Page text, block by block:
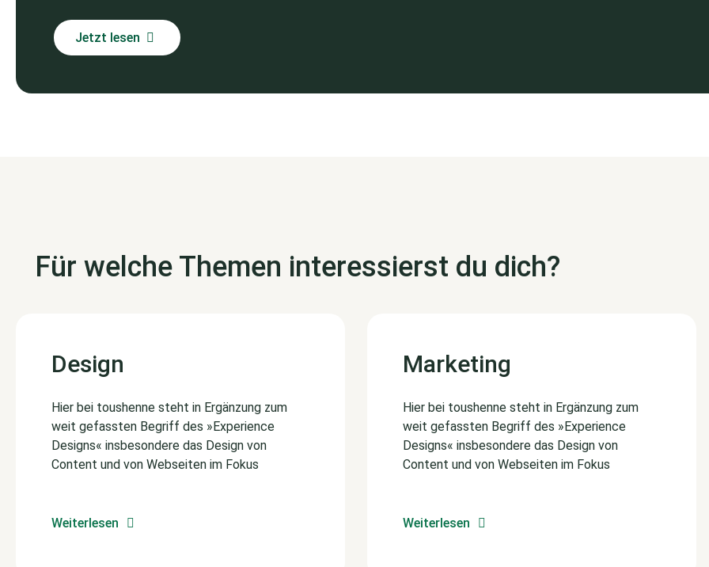
Jetzt lesen
Für welche Themen interessierst du dich?
Design
Hier bei toushenne steht in Ergänzung zum
weit gefassten Begriff des »Experience
Designs« insbesondere das Design von
Content und von Webseiten im Fokus
Weiterlesen
Marketing
Hier bei toushenne steht in Ergänzung zum
weit gefassten Begriff des »Experience
Designs« insbesondere das Design von
Content und von Webseiten im Fokus
Weiterlesen